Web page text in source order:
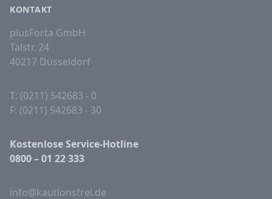
KONTAKT
plusForta GmbH
Talstr. 24
40217 Düsseldorf
T: (0211) 542683 - 0
F: (0211) 542683 - 30
Kostenlose Service-Hotline
0800 – 01 22 333
info@kautionsfrei.de